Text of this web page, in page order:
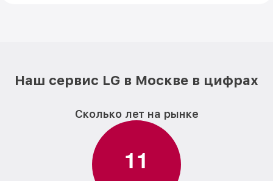
Наш сервис LG в Москве в цифрах
Сколько лет на рынке
11